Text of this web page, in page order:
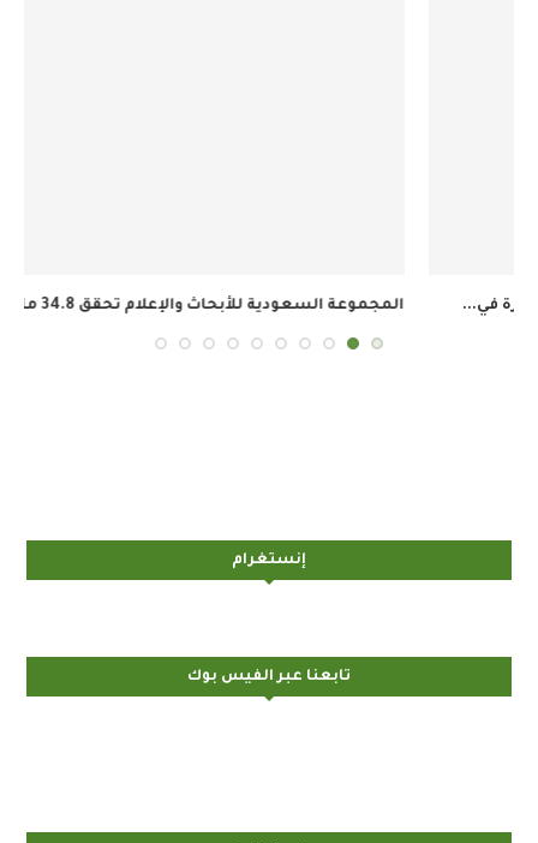
المجموعة السعودية للأبحاث والإعلام تحقق 34.8 مليون ريال...
إنستغرام
تابعنا عبر الفيس بوك